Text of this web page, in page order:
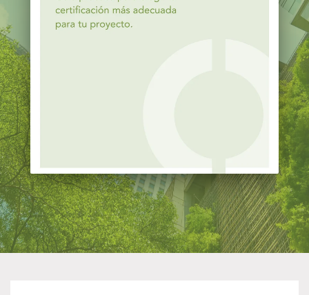
Centro de recursos
Servicios